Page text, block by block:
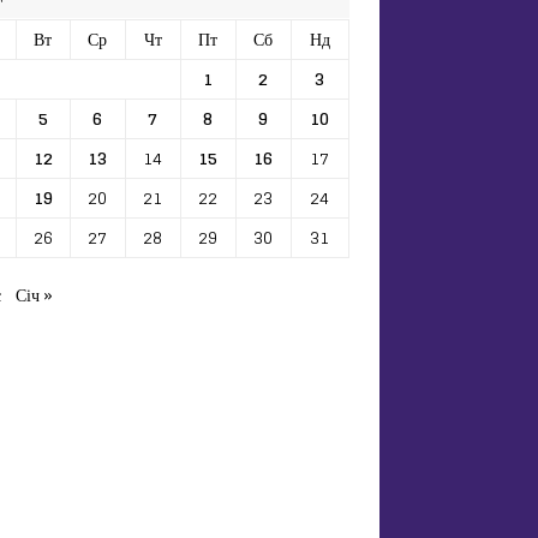
Вт
Ср Чт Пт Сб
Нд
1
2
3
5
6 7 8 9
10
12
13 14 15 16
17
19
20 21 22 23
24
26
27 28 29 30
31
Січ »